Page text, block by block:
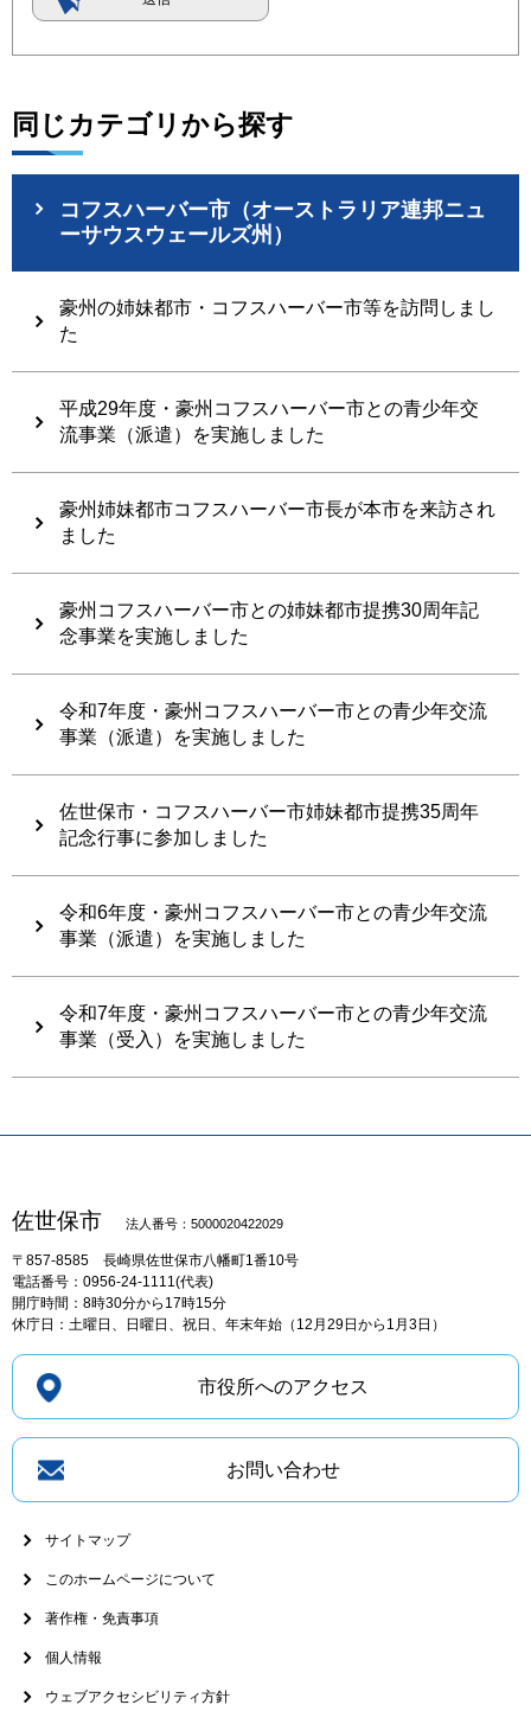
同じカテゴリから探す
コフスハーバー市（オーストラリア連邦ニュ
ーサウスウェールズ州）
豪州の姉妹都市・コフスハーバー市等を訪問しまし
た
平成29年度・豪州コフスハーバー市との青少年交
流事業（派遣）を実施しました
豪州姉妹都市コフスハーバー市長が本市を来訪され
ました
豪州コフスハーバー市との姉妹都市提携30周年記
念事業を実施しました
令和7年度・豪州コフスハーバー市との青少年交流
事業（派遣）を実施しました
佐世保市・コフスハーバー市姉妹都市提携35周年
記念行事に参加しました
令和6年度・豪州コフスハーバー市との青少年交流
事業（派遣）を実施しました
令和7年度・豪州コフスハーバー市との青少年交流
事業（受入）を実施しました
佐世保市 法人番号：5000020422029
〒857-8585 長崎県佐世保市八幡町1番10号
電話番号：0956-24-1111(代表)
開庁時間：8時30分から17時15分
休庁日：土曜日、日曜日、祝日、年末年始（12月29日から1月3日）
市役所へのアクセス
お問い合わせ
サイトマップ
このホームページについて
著作権・免責事項
個人情報
ウェブアクセシビリティ方針